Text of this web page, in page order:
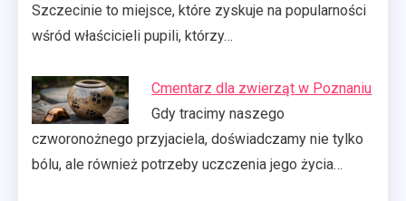
Szczecinie to miejsce, które zyskuje na popularności
wśród właścicieli pupili, którzy…
Cmentarz dla zwierząt w Poznaniu
Gdy tracimy naszego
czworonożnego przyjaciela, doświadczamy nie tylko
bólu, ale również potrzeby uczczenia jego życia…